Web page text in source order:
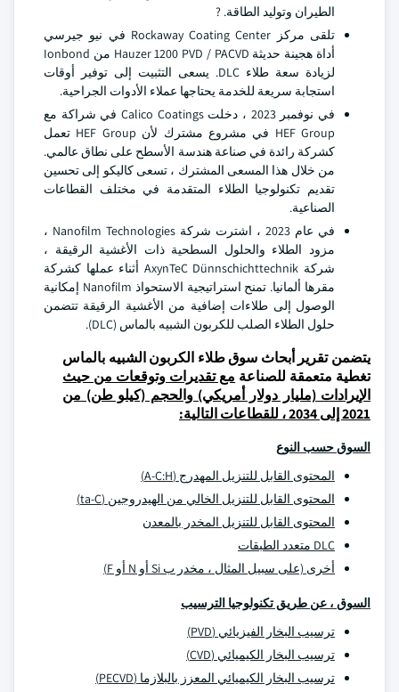
الطيران وتوليد الطاقة. ?
تلقى مركز Rockaway Coating Center في نيو جيرسي
أداة هجينة حديثة Hauzer 1200 PVD / PACVD من Ionbond
لزيادة سعة طلاء DLC. يسعى التثبيت إلى توفير أوقات
استجابة سريعة للخدمة يحتاجها عملاء الأدوات الجراحية.
في نوفمبر 2023 ، دخلت Calico Coatings في شراكة مع
HEF Group في مشروع مشترك لأن HEF Group تعمل
كشركة رائدة في صناعة هندسة الأسطح على نطاق عالمي.
من خلال هذا المسعى المشترك ، تسعى كاليكو إلى تحسين
تقديم تكنولوجيا الطلاء المتقدمة في مختلف القطاعات
الصناعية.
في عام 2023 ، اشترت شركة Nanofilm Technologies ،
مزود الطلاء والحلول السطحية ذات الأغشية الرقيقة ،
شركة AxynTeC Dünnschichttechnik أثناء عملها كشركة
مقرها ألمانيا. تمنح استراتيجية الاستحواذ Nanofilm إمكانية
الوصول إلى طلاءات إضافية من الأغشية الرقيقة تتضمن
حلول الطلاء الصلب للكربون الشبيه بالماس (DLC).
يتضمن تقرير أبحاث سوق طلاء الكربون الشبيه بالماس
تغطية متعمقة للصناعة مع تقديرات وتوقعات من حيث
الإيرادات (مليار دولار أمريكي) والحجم (كيلو طن) من
2021 إلى 2034 ، للقطاعات التالية:
السوق حسب النوع
المحتوى القابل للتنزيل المهدرج (A-C:H)
المحتوى القابل للتنزيل الخالي من الهيدروجين (ta-C)
المحتوى القابل للتنزيل المخدر بالمعدن
DLC متعدد الطبقات
أخرى (على سبيل المثال ، مخدر ب Si أو N أو F)
السوق ، عن طريق تكنولوجيا الترسيب
ترسيب البخار الفيزيائي (PVD)
ترسيب البخار الكيميائي (CVD)
ترسيب البخار الكيميائي المعزز بالبلازما (PECVD)